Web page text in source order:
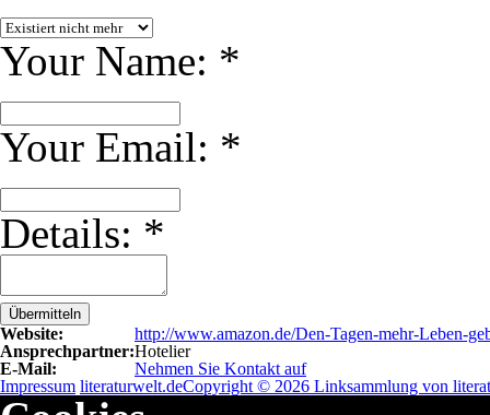
Your Name: *
Your Email: *
Details: *
Übermitteln
Website:
http://www.amazon.de/Den-Tagen-mehr-Leben-
Ansprechpartner:Hotelier
E-Mail:
Nehmen Sie Kontakt auf
Impressum literaturwelt.deCopyright © 2026 Linksammlung von